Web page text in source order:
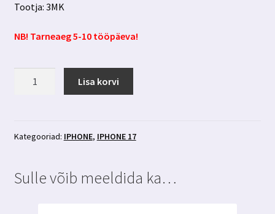
Tootja: 3MK
NB! Tarneaeg 5-10 tööpäeva!
ga
Misty
Lisa korvi
Kategooriad: IPHONE, IPHONE 17
Sulle võib meeldida ka…